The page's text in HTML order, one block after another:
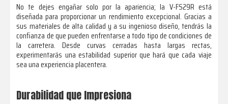
No te dejes engañar solo por la apariencia; la V-FS29R está
diseñada para proporcionar un rendimiento excepcional. Gracias a
sus materiales de alta calidad y a su ingenioso diseño, tendrás la
confianza de que pueden enfrentarse a todo tipo de condiciones de
la carretera. Desde curvas cerradas hasta largas rectas,
experimentarás una estabilidad superior que hará que cada viaje
sea una experiencia placentera.
Durabilidad que Impresiona